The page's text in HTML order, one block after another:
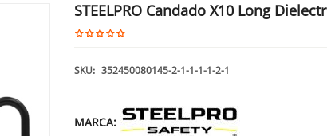
STEELPRO Candado X10 Long
SKU: 352450080145-2-1-1-1-1-2-1
MARCA: